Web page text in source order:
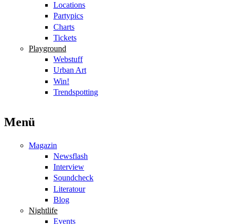
Locations
Partypics
Charts
Tickets
Playground
Webstuff
Urban Art
Win!
Trendspotting
Menü
Magazin
Newsflash
Interview
Soundcheck
Literatour
Blog
Nightlife
Events